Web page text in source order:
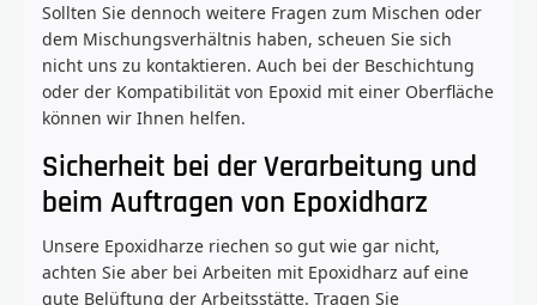
Sollten Sie dennoch weitere Fragen zum Mischen oder
dem Mischungsverhältnis haben, scheuen Sie sich
nicht uns zu kontaktieren. Auch bei der Beschichtung
oder der Kompatibilität von Epoxid mit einer Oberfläche
können wir Ihnen helfen.
Sicherheit bei der Verarbeitung und
beim Auftragen von Epoxidharz
Unsere Epoxidharze riechen so gut wie gar nicht,
achten Sie aber bei Arbeiten mit Epoxidharz auf eine
gute Belüftung der Arbeitsstätte. Tragen Sie